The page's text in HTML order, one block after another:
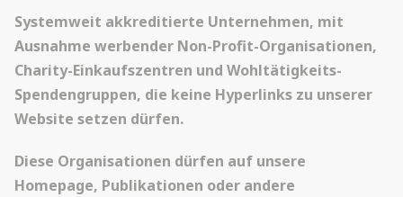
Systemweit akkreditierte Unternehmen, mit
Ausnahme werbender Non-Profit-Organisationen,
Charity-Einkaufszentren und Wohltätigkeits-
Spendengruppen, die keine Hyperlinks zu unserer
Website setzen dürfen.
Diese Organisationen dürfen auf unsere
Homepage, Publikationen oder andere